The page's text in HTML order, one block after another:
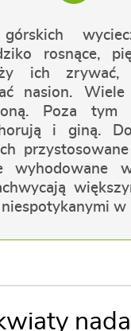
górskich
rosnące,
ich zrywać,
nasion.
Poza tym
i giną.
wyhodowane
w